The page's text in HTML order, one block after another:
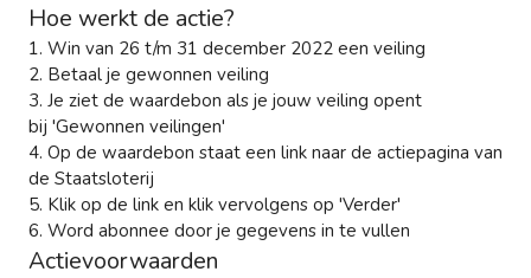
Hoe werkt de actie?
1. Win van 26 t/m 31 december 2022 een veiling
2. Betaal je gewonnen veiling
3. Je ziet de waardebon als je jouw veiling opent
bij 'Gewonnen veilingen'
4. Op de waardebon staat een link naar de actiepagina van
de Staatsloterij
5. Klik op de link en klik vervolgens op 'Verder'
6. Word abonnee door je gegevens in te vullen
Actievoorwaarden